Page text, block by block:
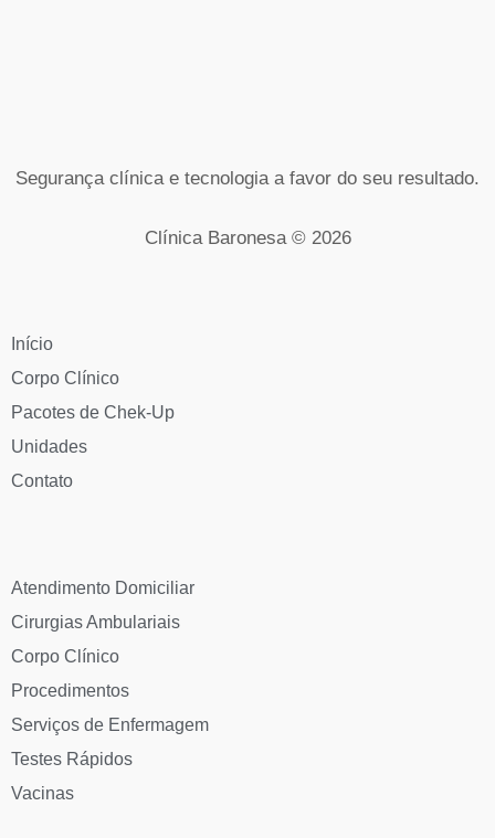
Segurança clínica e tecnologia a favor do seu resultado.
Clínica Baronesa © 2026
Início
Corpo Clínico
Pacotes de Chek-Up
Unidades
Contato
Atendimento Domiciliar
Cirurgias Ambulariais
Corpo Clínico
Procedimentos
Serviços de Enfermagem
Testes Rápidos
Vacinas